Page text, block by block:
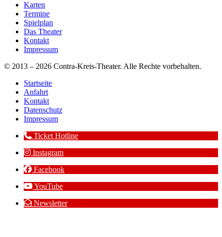
Karten
Termine
Spielplan
Das Theater
Kontakt
Impressum
© 2013 – 2026 Contra-Kreis-Theater. Alle Rechte vorbehalten.
Startseite
Anfahrt
Kontakt
Datenschutz
Impressum
Ticket Hotline
Instagram
Facebook
YouTube
Newsletter